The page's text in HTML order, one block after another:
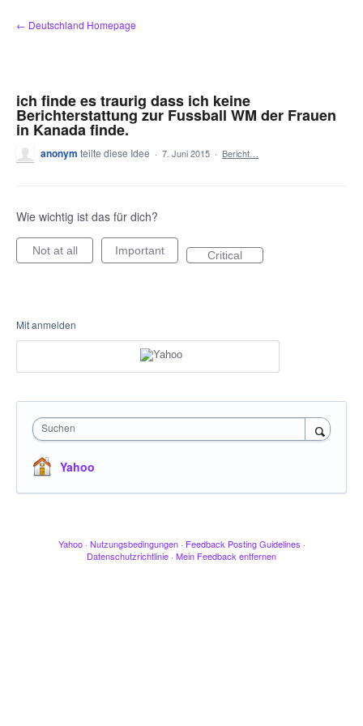
Zum
Inhalt
← Deutschland Homepage
ich finde es traurig dass ich keine
Berichterstattung zur Fussball WM der Frauen
in Kanada finde.
anonym teilte diese Idee · 7. Juni 2015 · Bericht…
Wie wichtig ist das für dich?
Not at all Important Critical
Mit anmelden
Suchen
Yahoo
Yahoo · Nutzungsbedingungen · Feedback Posting Guidelines ·
Datenschutzrichtlinie · Mein Feedback entfernen